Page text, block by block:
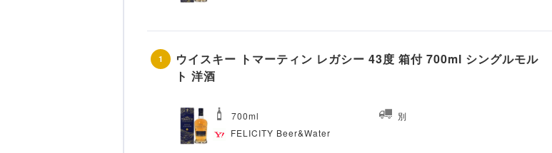
1
ウイスキー トマーティン レガシー 43度 箱付 700ml シングルモル
ト 洋酒
700ml
別
FELICITY Beer&Water